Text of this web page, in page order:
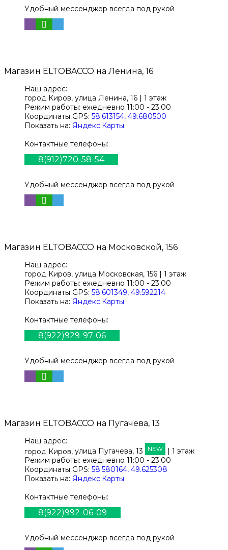
Удобный мессенджер всегда под рукой
Магазин ELTOBACCO на Ленина, 16
Наш адрес:
город Киров, улица Ленина, 16 | 1 этаж
Режим работы: ежедневно 11:00 - 23:00
Координаты GPS: 58.613154, 49.680500
Показать на: Яндекс.Карты
Контактные телефоны:
8(912)720-58-54
Удобный мессенджер всегда под рукой
Магазин ELTOBACCO на Московской, 156
Наш адрес:
город Киров, улица Московская, 156 | 1 этаж
Режим работы: ежедневно 11:00 - 23:00
Координаты GPS: 58.601349, 49.592214
Показать на: Яндекс.Карты
Контактные телефоны:
8(922)929-97-06
Удобный мессенджер всегда под рукой
Магазин ELTOBACCO на Пугачева, 13
Наш адрес:
город Киров, улица Пугачева, 13 NEW
| 1 этаж
Режим работы: ежедневно 11:00 - 23:00
Координаты GPS: 58.580164, 49.625308
Показать на: Яндекс.Карты
Контактные телефоны:
8(922)992-06-09
Удобный мессенджер всегда под рукой